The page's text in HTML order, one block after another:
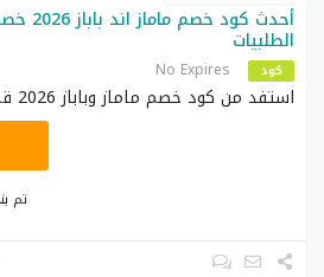
الطلبيات
كود No Expires
استفد من كود خصم ماماز وباباز 2026 قم بنسخ هذا
92%